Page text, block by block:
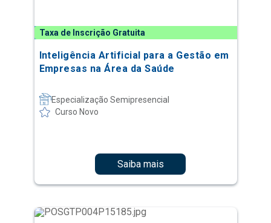
Taxa de Inscrição Gratuita
Inteligência Artificial para a Gestão em
Empresas na Área da Saúde
Especialização Semipresencial
Curso Novo
Saiba mais